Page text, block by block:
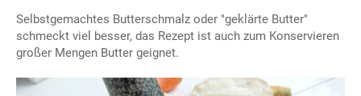
Selbstgemachtes Butterschmalz oder "geklärte Butter"
schmeckt viel besser, das Rezept ist auch zum Konservieren
großer Mengen Butter geignet.